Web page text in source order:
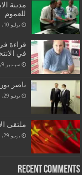
مدينة
للعموم
يوليو 10, 2021
في
سبتمبر 9, 2021
ناصر
يونيو 29, 2021
ملتقى
يونيو 29, 2021
Recent Comments